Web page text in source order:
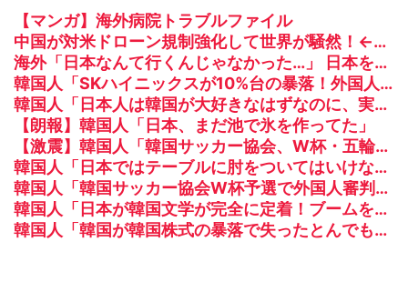
【マンガ】海外病院トラブルファイル
中国が対米ドローン規制強化して世界が騒然！←「事実上の禁輸措置か？」（海外の反応）
海外「日本なんて行くんじゃなかった…」 日本を知ってしまったディズニー信者、帰国後『本家』に失望する事態に
韓国人「SKハイニックスが10%台の暴落！外国人投資家と機関が売り越しを仕掛けコスピが4%を超える大幅な下落‥」
韓国人「日本人は韓国が大好きなはずなのに、実は東南アジアの人たちと同列に見ているというのは本当なのですか？」
【朗報】韓国人「日本、まだ池で氷を作ってた」
【激震】韓国人「韓国サッカー協会、W杯・五輪で複数回の性接待を行い審判を買収していたことが発覚…（ﾌﾞﾙﾌﾞﾙ」＝韓国の反応
韓国人「日本ではテーブルに肘をついてはいけない？日本の食事マナーが想像以上に厳格すぎて韓国人が衝撃！」→「これが日本の食事マナーか？‥」
韓国人「韓国サッカー協会W杯予選で外国人審判に性接待したことが発覚！」
韓国人「日本が韓国文学が完全に定着！ブームを超えて一つのジャンルとして日本人全員に愛されてる模様…（ﾌﾞﾙﾌﾞﾙ」＝韓国の反応
韓国人「韓国が韓国株式の暴落で失ったとんでもない規模の国民年金の金額がこちら…」→「韓国の未来が…（ﾌﾞﾙﾌﾞﾙ」＝韓国の反応